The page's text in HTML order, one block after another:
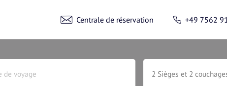
Centrale de réservation +49 7562